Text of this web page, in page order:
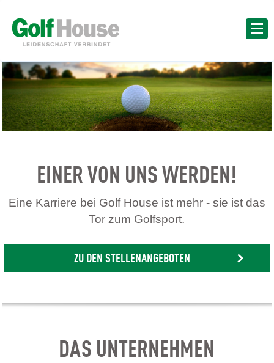
EINER VON UNS WERDEN!
Eine Karriere bei Golf House ist mehr - sie ist das
Tor zum Golfsport.
ZU DEN STELLENANGEBOTEN
DAS UNTERNEHMEN